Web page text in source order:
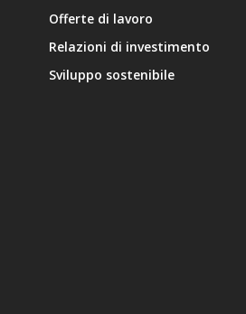
Offerte di lavoro
Relazioni di investimento
Sviluppo sostenibile